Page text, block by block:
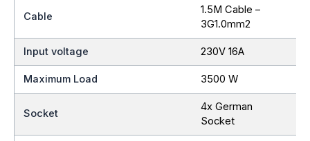
Cable
1.5M Cable –
3G1.0mm2
Input voltage 230V 16A
Maximum Load 3500 W
Socket
4x German
Socket